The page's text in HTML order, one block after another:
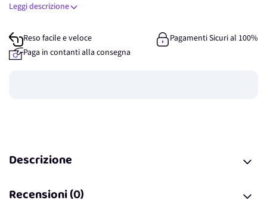
Leggi descrizione
Reso facile e veloce
Pagamenti Sicuri al 100%
Paga in contanti alla consegna
Descrizione
Recensioni (0)